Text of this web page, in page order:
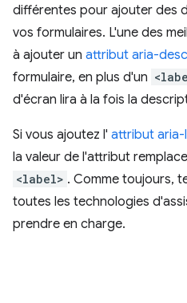
différentes pour ajouter des
vos formulaires. L'une des
à ajouter un attribut aria-
formulaire, en plus d'un
d'écran lira à la fois la
Si vous ajoutez l' attribut aria-
la valeur de l'attribut
<label> . Comme toujours,
toutes les technologies
prendre en charge.